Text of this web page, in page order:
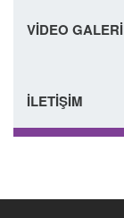
VİDEO GALERİ
İLETİŞİM